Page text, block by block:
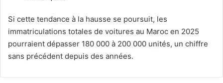
Si cette tendance à la hausse se poursuit, les
immatriculations totales de voitures au Maroc en 2025
pourraient dépasser 180 000 à 200 000 unités, un chiffre
sans précédent depuis des années.